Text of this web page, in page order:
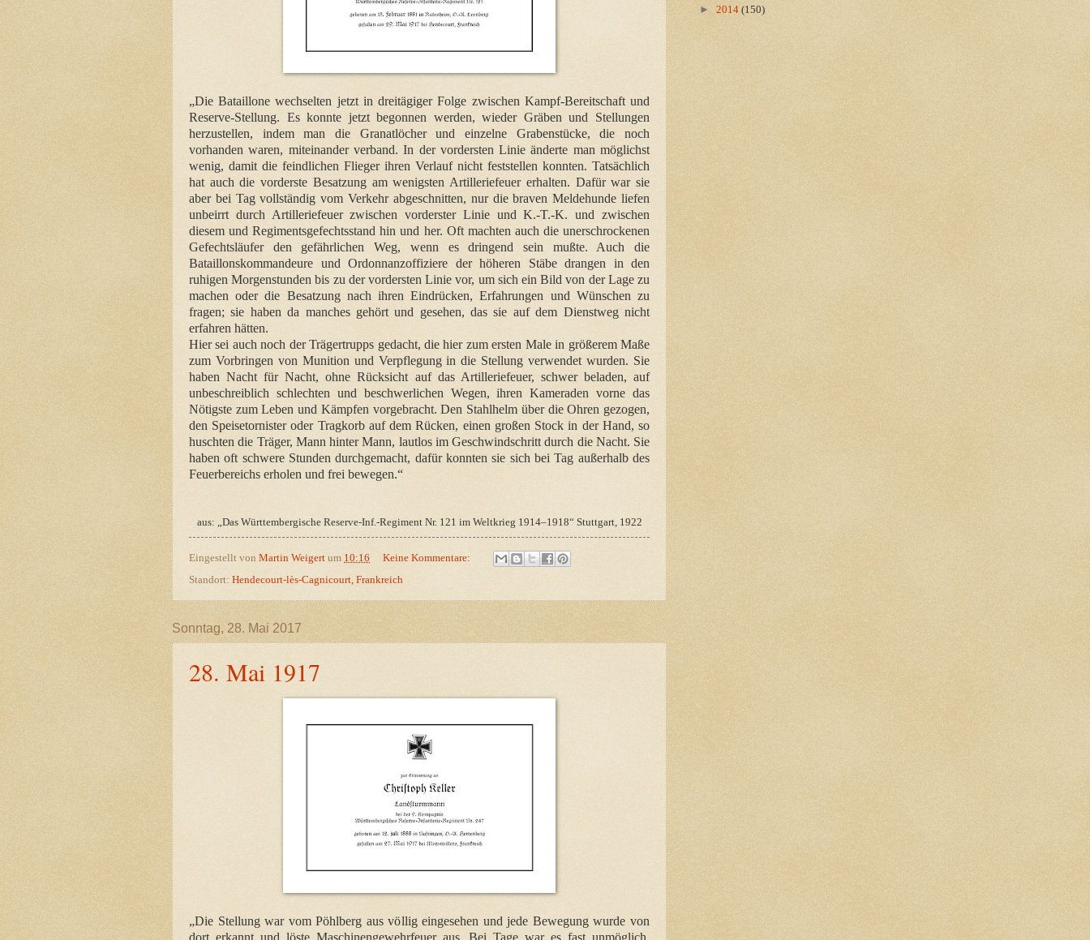
„Die Bataillone wechselten jetzt in dreitägiger Folge zwischen Kampf-Bereitschaft und
Reserve-Stellung. Es konnte jetzt begonnen werden, wieder Gräben und Stellungen
herzustellen, indem man die Granatlöcher und einzelne Grabenstücke, die noch
vorhanden waren, miteinander verband. In der vordersten Linie änderte man möglichst
wenig, damit die feindlichen Flieger ihren Verlauf nicht feststellen konnten. Tatsächlich
hat auch die vorderste Besatzung am wenigsten Artilleriefeuer erhalten. Dafür war sie
aber bei Tag vollständig vom Verkehr abgeschnitten, nur die braven Meldehunde liefen
unbeirrt durch Artilleriefeuer zwischen vorderster Linie und K.-T.-K. und zwischen
diesem und Regimentsgefechtsstand hin und her. Oft machten auch die unerschrockenen
Gefechtsläufer den gefährlichen Weg, wenn es dringend sein mußte. Auch die
Bataillonskommandeure und Ordonnanzoffiziere der höheren Stäbe drangen in den
ruhigen Morgenstunden bis zu der vordersten Linie vor, um sich ein Bild von der Lage zu
machen oder die Besatzung nach ihren Eindrücken, Erfahrungen und Wünschen zu
fragen; sie haben da manches gehört und gesehen, das sie auf dem Dienstweg nicht
erfahren hätten.
Hier sei auch noch der Trägertrupps gedacht, die hier zum ersten Male in größerem Maße
zum Vorbringen von Munition und Verpflegung in die Stellung verwendet wurden. Sie
haben Nacht für Nacht, ohne Rücksicht auf das Artilleriefeuer, schwer beladen, auf
unbeschreiblich schlechten und beschwerlichen Wegen, ihren Kameraden vorne das
Nötigste zum Leben und Kämpfen vorgebracht. Den Stahlhelm über die Ohren gezogen,
den Speisetornister oder Tragkorb auf dem Rücken, einen großen Stock in der Hand, so
huschten die Träger, Mann hinter Mann, lautlos im Geschwindschritt durch die Nacht. Sie
haben oft schwere Stunden durchgemacht, dafür konnten sie sich bei Tag außerhalb des
Feuerbereichs erholen und frei bewegen.“
aus: „Das Württembergische Reserve-Inf.-Regiment Nr. 121 im Weltkrieg 1914–1918“ Stuttgart, 1922
Eingestellt von Martin Weigert um 10:16
Keine Kommentare:
Standort: Hendecourt-lès-Cagnicourt, Frankreich
Sonntag, 28. Mai 2017
28. Mai 1917
„Die Stellung war vom Pöhlberg aus völlig eingesehen und jede Bewegung wurde von
dort erkannt und löste Maschinengewehrfeuer aus. Bei Tage war es fast unmöglich,
► 2014 (150)